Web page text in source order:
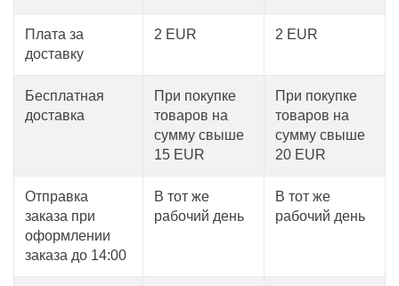
Плата за
доставку
2 EUR 2 EUR
Бесплатная
доставка
При покупке
товаров на
сумму свыше
15 EUR
При покупке
товаров на
сумму свыше
20 EUR
Отправка
заказа при
оформлении
заказа до 14:00
В тот же
рабочий день
В тот же
рабочий день